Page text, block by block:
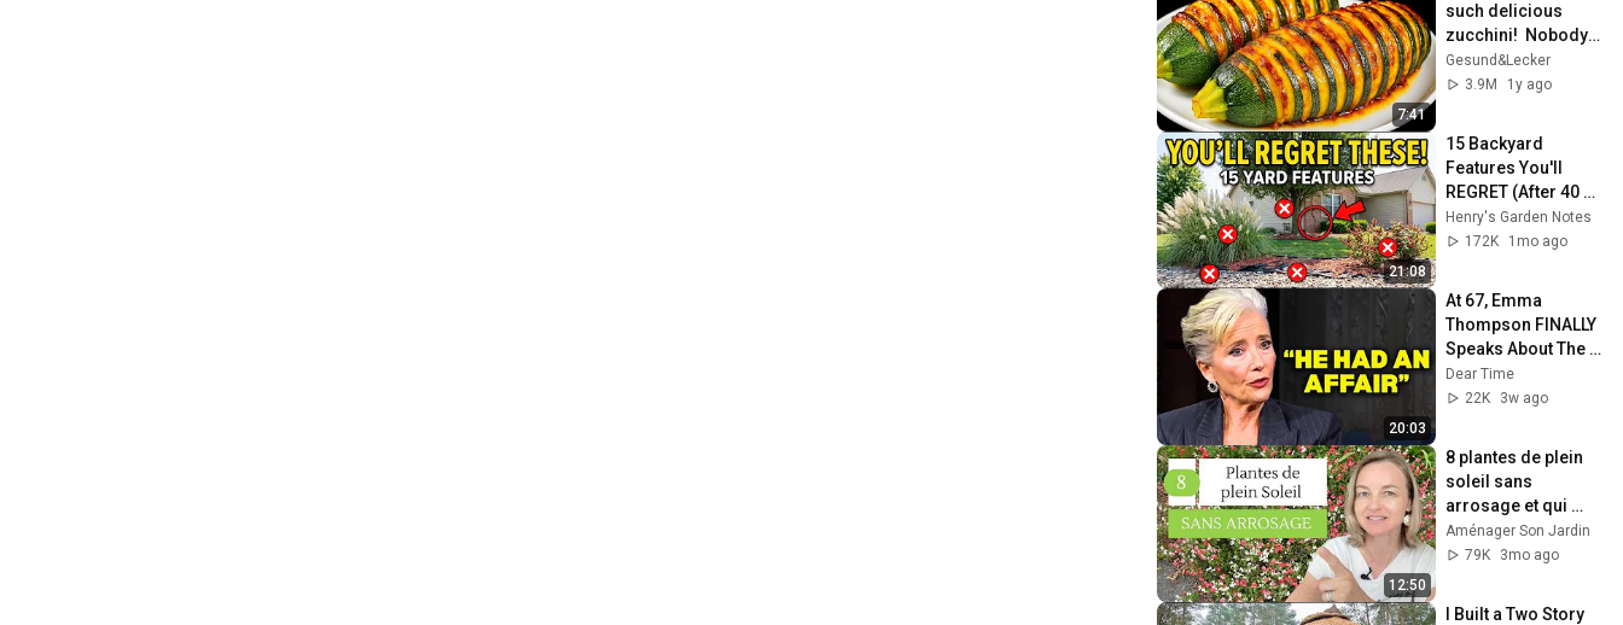
7:41
such delicious
zucchini!  Nobody
knows this recipe!
Only 2 ingredients!
Gesund&Lecker
3.9M
1y ago
21:08
15 Backyard
Features You'll
REGRET (After 40
Years in the
Garden)
Henry's Garden Notes
172K
1mo ago
20:03
At 67, Emma
Thompson FINALLY
Speaks About The
Man Who Healed
Her Heart
Dear Time
22K
3w ago
12:50
8 plantes de plein
soleil sans
arrosage et qui
résistent aussi au
gel !
Aménager Son Jardin
79K
3mo ago
I Built a Two Story